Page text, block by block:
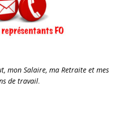
mon Salaire, ma Retraite et mes
de travail.